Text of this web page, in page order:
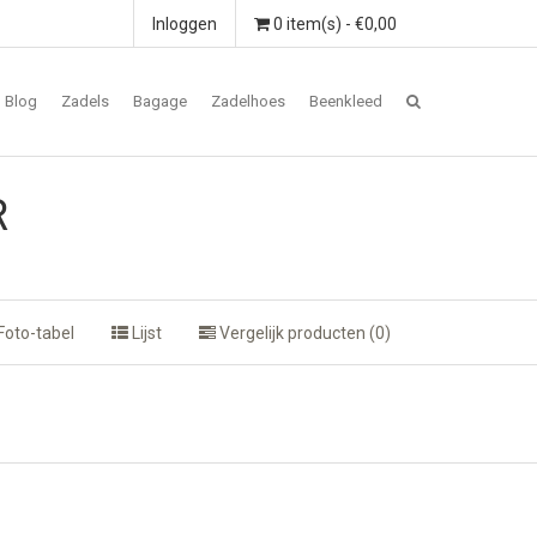
0 item(s) - €0,00
Inloggen
Blog Zadels Bagage Zadelhoes Beenkleed
tabel Lijst Vergelijk producten (0)